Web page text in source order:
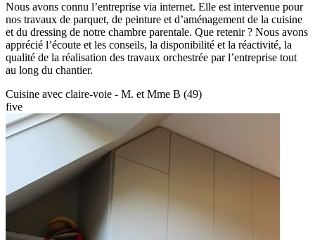
Nous avons connu l’entreprise via internet. Elle est intervenue pour
nos travaux de parquet, de peinture et d’aménagement de la cuisine
et du dressing de notre chambre parentale. Que retenir ? Nous avons
apprécié l’écoute et les conseils, la disponibilité et la réactivité, la
qualité de la réalisation des travaux orchestrée par l’entreprise tout
au long du chantier.
Cuisine avec claire-voie - M. et Mme B (49)
five